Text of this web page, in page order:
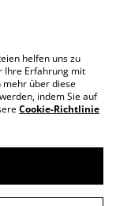
helfen uns zu
Ihre Erfahrung mit
mehr über diese
indem Sie auf
Cookie-Richtlinie